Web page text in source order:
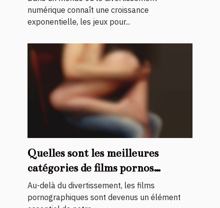
numérique connaît une croissance
exponentielle, les jeux pour...
Quelles sont les meilleures
catégories de films pornos
existants ?
Au-delà du divertissement, les films
pornographiques sont devenus un élément